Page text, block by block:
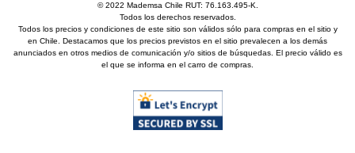
© 2022 Mademsa Chile RUT: 76.163.495-K.
Todos los derechos reservados.
Todos los precios y condiciones de este sitio son válidos sólo para compras en el sitio y
en Chile. Destacamos que los precios previstos en el sitio prevalecen a los demás
anunciados en otros medios de comunicación y/o sitios de búsquedas. El precio válido es
el que se informa en el carro de compras.